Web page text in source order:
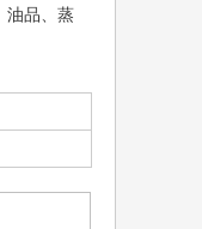
油品、蒸